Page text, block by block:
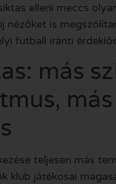
elleni meccs
nézőket is
futball iránti
más
más
teljesen más
klub játékosai